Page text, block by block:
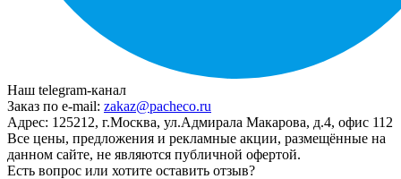
Наш telegram-канал
Заказ по e-mail: zakaz@pacheco.ru
Адрес: 125212, г.Москва, ул.Адмирала Макарова, д.4, офис 112
Все цены, предложения и рекламные акции, размещённые на
данном сайте, не являются публичной офертой.
Есть вопрос или хотите оставить отзыв?